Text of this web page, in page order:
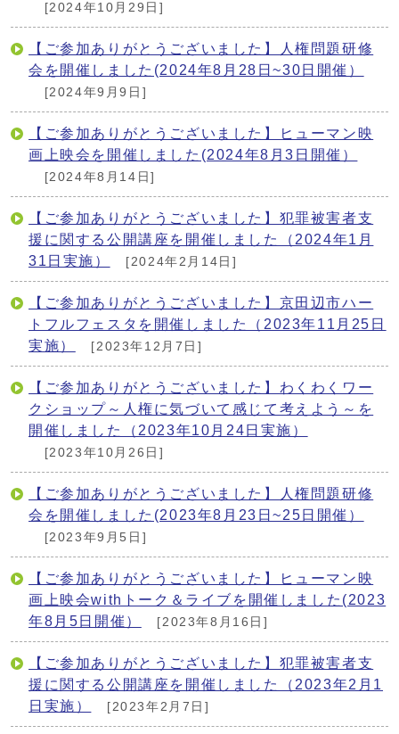
[2024年10月29日]
【ご参加ありがとうございました】人権問題研修
会を開催しました(2024年8月28日~30日開催）
[2024年9月9日]
【ご参加ありがとうございました】ヒューマン映
画上映会を開催しました(2024年8月3日開催）
[2024年8月14日]
【ご参加ありがとうございました】犯罪被害者支
援に関する公開講座を開催しました（2024年1月
31日実施）
[2024年2月14日]
【ご参加ありがとうございました】京田辺市ハー
トフルフェスタを開催しました（2023年11月25日
実施）
[2023年12月7日]
【ご参加ありがとうございました】わくわくワー
クショップ～人権に気づいて感じて考えよう～を
開催しました（2023年10月24日実施）
[2023年10月26日]
【ご参加ありがとうございました】人権問題研修
会を開催しました(2023年8月23日~25日開催）
[2023年9月5日]
【ご参加ありがとうございました】ヒューマン映
画上映会withトーク＆ライブを開催しました(2023
年8月5日開催）
[2023年8月16日]
【ご参加ありがとうございました】犯罪被害者支
援に関する公開講座を開催しました（2023年2月1
日実施）
[2023年2月7日]